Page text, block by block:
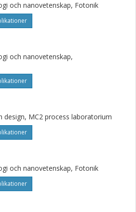
och nanovetenskap, Fotonik
och nanovetenskap,
design, MC2 process laboratorium
och nanovetenskap, Fotonik